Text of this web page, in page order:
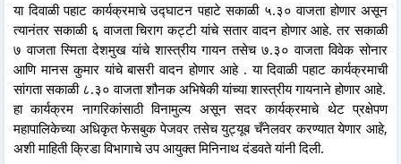
या दिवाळी पहाट कार्यक्रमाचे उद्घाटन पहाटे सकाळी ५.३० वाजता होणार असून
त्यानंतर सकाळी ६ वाजता चिराग कट्टी यांचे सतार वादन होणार आहे. तर सकाळी
७ वाजता स्मिता देशमुख यांचे शास्त्रीय गायन तसेच ७.३० वाजता विवेक सोनार
आणि मानस कुमार यांचे बासरी वादन होणार आहे . या दिवाळी पहाट कार्यक्रमाची
सांगता सकाळी ८.३० वाजता शौनक अभिषेकी यांच्या शास्त्रीय गायनाने होणार आहे.
हा कार्यक्रम नागरिकांसाठी विनामुल्य असून सदर कार्यक्रमाचे थेट प्रक्षेपण
महापालिकेच्या अधिकृत फेसबुक पेजवर तसेच युट्यूब चँनेलवर करण्यात येणार आहे,
अशी माहिती क्रिडा विभागाचे उप आयुक्त मिनिनाथ दंडवते यांनी दिली.